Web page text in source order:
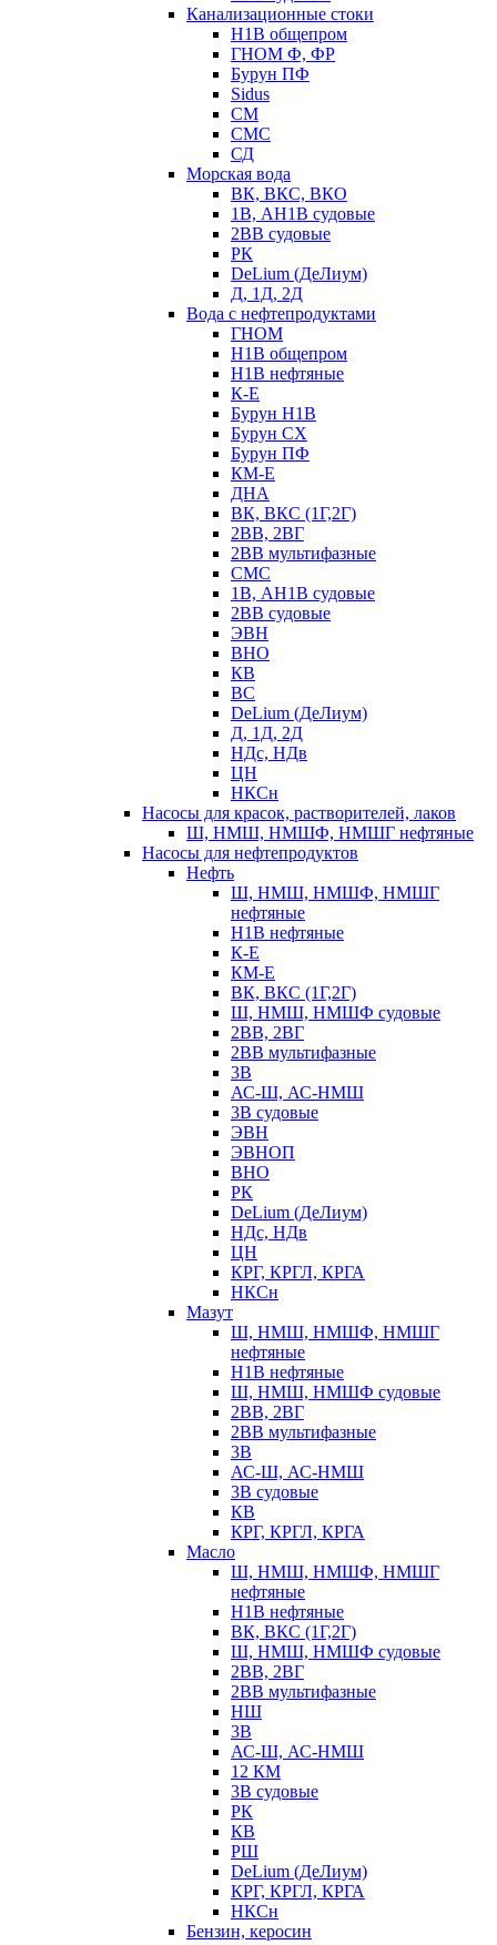
Канализационные стоки
Н1В общепром
ГНОМ Ф, ФР
Бурун ПФ
Sidus
СМ
СМС
СД
Морская вода
ВК, ВКС, ВКО
1В, АН1В судовые
2ВВ судовые
РК
DeLium (ДеЛиум)
Д, 1Д, 2Д
Вода с нефтепродуктами
ГНОМ
Н1В общепром
Н1В нефтяные
К-Е
Бурун Н1В
Бурун СХ
Бурун ПФ
КМ-Е
ДНА
ВК, ВКС (1Г,2Г)
2ВВ, 2ВГ
2ВВ мультифазные
СМС
1В, АН1В судовые
2ВВ судовые
ЭВН
ВНО
КВ
ВС
DeLium (ДеЛиум)
Д, 1Д, 2Д
НДс, НДв
ЦН
НКСн
Насосы для красок, растворителей, лаков
Ш, НМШ, НМШФ, НМШГ нефтяные
Насосы для нефтепродуктов
Нефть
Ш, НМШ, НМШФ, НМШГ
нефтяные
Н1В нефтяные
К-Е
КМ-Е
ВК, ВКС (1Г,2Г)
Ш, НМШ, НМШФ судовые
2ВВ, 2ВГ
2ВВ мультифазные
3В
АС-Ш, АС-НМШ
3В судовые
ЭВН
ЭВНОП
ВНО
РК
DeLium (ДеЛиум)
НДс, НДв
ЦН
КРГ, КРГЛ, КРГА
НКСн
Мазут
Ш, НМШ, НМШФ, НМШГ
нефтяные
Н1В нефтяные
Ш, НМШ, НМШФ судовые
2ВВ, 2ВГ
2ВВ мультифазные
3В
АС-Ш, АС-НМШ
3В судовые
КВ
КРГ, КРГЛ, КРГА
Масло
Ш, НМШ, НМШФ, НМШГ
нефтяные
Н1В нефтяные
ВК, ВКС (1Г,2Г)
Ш, НМШ, НМШФ судовые
2ВВ, 2ВГ
2ВВ мультифазные
НШ
3В
АС-Ш, АС-НМШ
12 КМ
3В судовые
РК
КВ
РШ
DeLium (ДеЛиум)
КРГ, КРГЛ, КРГА
НКСн
Бензин, керосин